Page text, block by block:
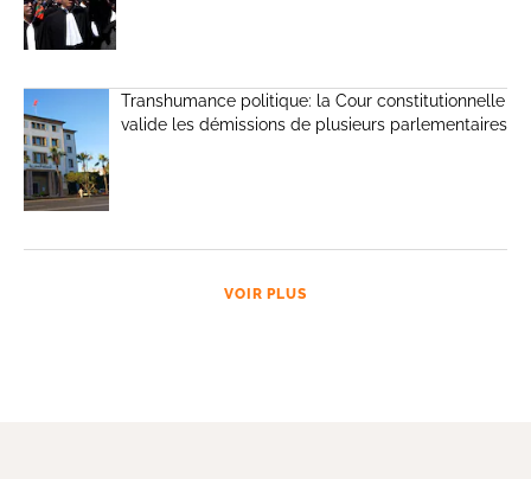
Transhumance politique: la Cour constitutionnelle
valide les démissions de plusieurs parlementaires
VOIR PLUS